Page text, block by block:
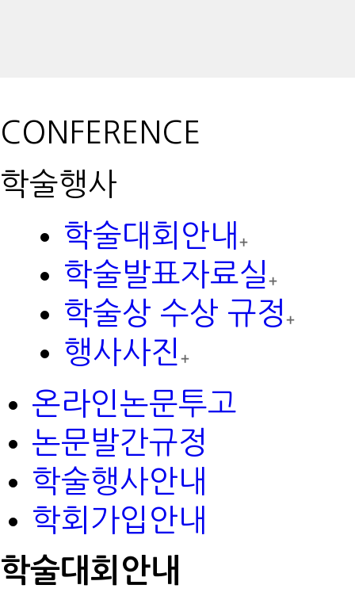
CONFERENCE
학술행사
학술대회안내
학술발표자료실
학술상 수상 규정
행사사진
온라인논문투고
논문발간규정
학술행사안내
학회가입안내
학술대회안내